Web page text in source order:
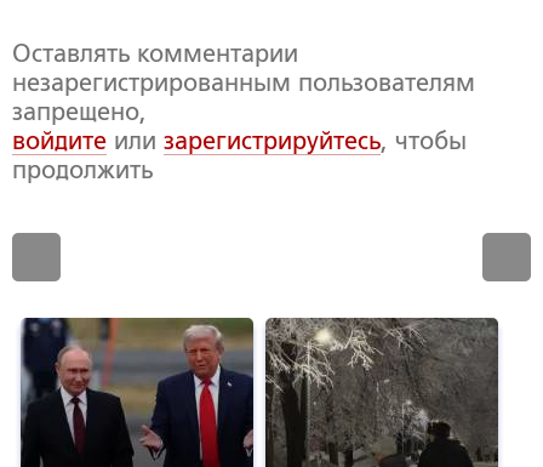
Оставлять комментарии
незарегистрированным пользователям
запрещено,
войдите или зарегистрируйтесь, чтобы
продолжить